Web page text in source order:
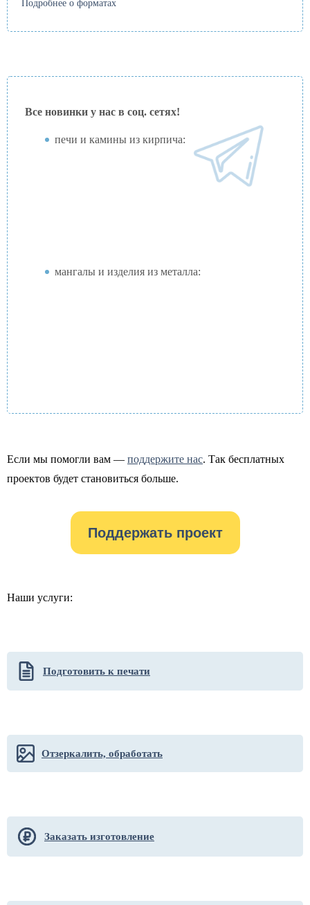
Подробнее о форматах
Все новинки у нас в соц. сетях!
печи и камины из кирпича:
мангалы и изделия из металла:
Если мы помогли вам — поддержите нас. Так бесплатных
проектов будет становиться больше.
Поддержать проект
Наши услуги:
Подготовить к печати
Отзеркалить, обработать
Заказать изготовление